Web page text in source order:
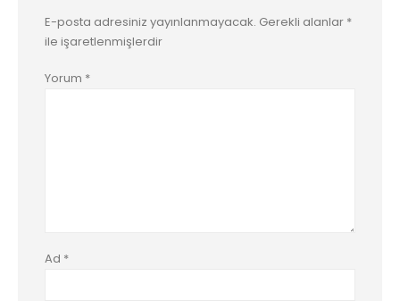
E-posta adresiniz yayınlanmayacak. Gerekli alanlar *
ile işaretlenmişlerdir
Yorum *
Ad *